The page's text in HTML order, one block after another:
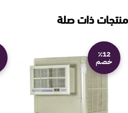
منتجات ذات صلة
٪12
خصم